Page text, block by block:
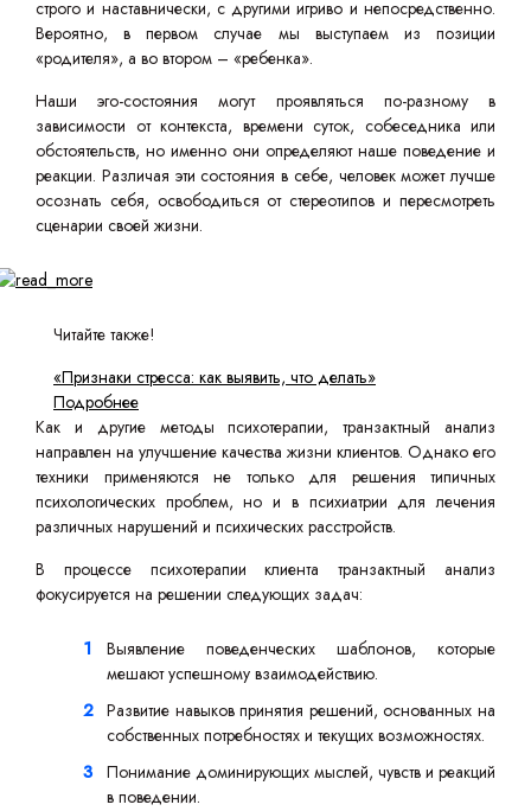
строго и наставнически, с другими игриво и непосредственно.
Вероятно, в первом случае мы выступаем из позиции
«родителя», а во втором – «ребенка».
Наши эго-состояния могут проявляться по-разному в
зависимости от контекста, времени суток, собеседника или
обстоятельств, но именно они определяют наше поведение и
реакции. Различая эти состояния в себе, человек может лучше
осознать себя, освободиться от стереотипов и пересмотреть
сценарии своей жизни.
Читайте также!
«Признаки стресса: как выявить, что делать»
Подробнее
Как и другие методы психотерапии, транзактный анализ
направлен на улучшение качества жизни клиентов. Однако его
техники применяются не только для решения типичных
психологических проблем, но и в психиатрии для лечения
различных нарушений и психических расстройств.
В процессе психотерапии клиента транзактный анализ
фокусируется на решении следующих задач:
Выявление поведенческих шаблонов, которые
мешают успешному взаимодействию.
Развитие навыков принятия решений, основанных на
собственных потребностях и текущих возможностях.
Понимание доминирующих мыслей, чувств и реакций
в поведении.